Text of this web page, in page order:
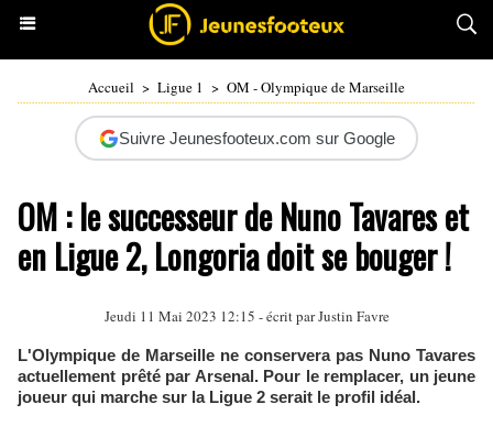
Accueil > Ligue 1 > OM - Olympique de Marseille
Suivre Jeunesfooteux.com sur Google
OM : le successeur de Nuno Tavares et
en Ligue 2, Longoria doit se bouger !
Jeudi 11 Mai 2023 12:15 - écrit parJustin Favre
L'Olympique de Marseille ne conservera pas Nuno Tavares
actuellement prêté par Arsenal. Pour le remplacer, un jeune
joueur qui marche sur la Ligue 2 serait le profil idéal.